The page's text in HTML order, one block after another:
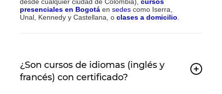
presenciales en Bogotá en sedes como Iserra,
Unal, Kennedy y Castellana, o clases a domicilio
¿Son cursos de idiomas (inglés y
francés) con certificado?